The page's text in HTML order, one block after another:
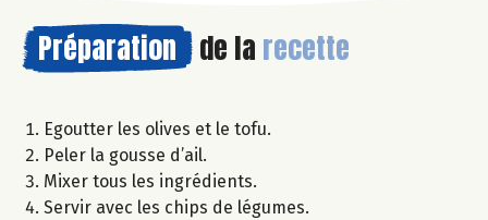
Préparation de la recette
Egoutter les olives et le tofu.
Peler la gousse d’ail.
Mixer tous les ingrédients.
Servir avec les chips de légumes.